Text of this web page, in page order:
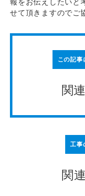
せて頂きますのでご
この記事
関
工事
関